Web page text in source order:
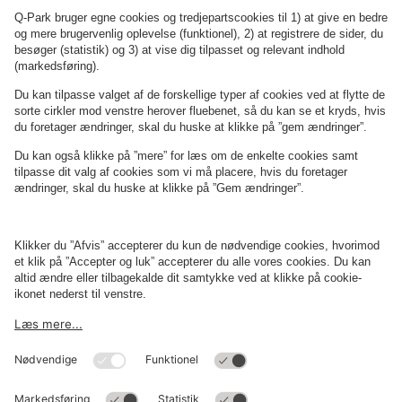
fjorden i et ægte vikingeskib.
Domkirke
OmQ-Park
Erhverv
Betingelser og politikker